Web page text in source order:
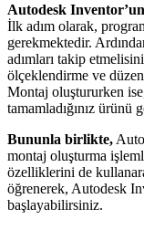
Autodesk
İlk adım olarak,
gerekmektedir.
adımları takip
ölçeklendirme ve
Montaj oluştururken
tamamladığınız ürünü
Bununla birlikte,
montaj oluşturma
özelliklerini de
öğrenerek, Autodesk
başlayabilirsiniz.